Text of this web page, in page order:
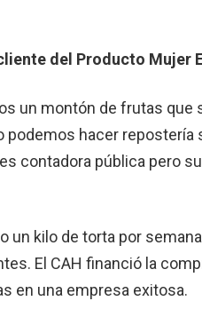
del Producto Mujer
un montón de frutas que
podemos hacer
contadora pública pero
un kilo de torta por
El CAH financió la
en una empresa exitosa.